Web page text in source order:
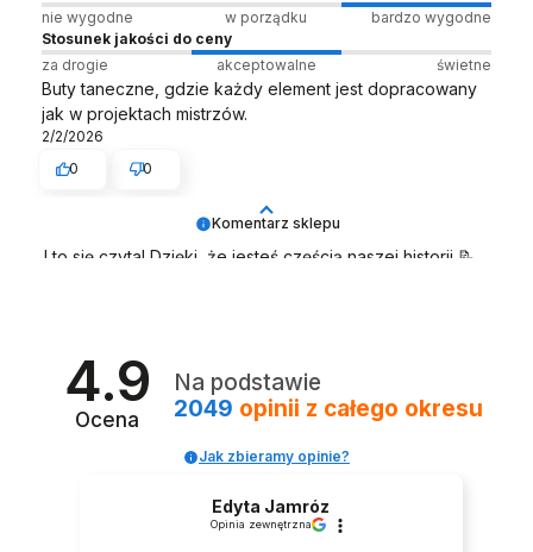
Komentarz sklepu
I to się czyta! Dzięki, że jesteś częścią naszej historii 📝
nie wygodne
w porządku
bardzo wygodne
Stosunek jakości do ceny
za drogie
akceptowalne świetne
Buty taneczne, gdzie każdy element jest dopracowany
jak w projektach mistrzów.
2/2/2026
0
0
4.9
Ocena
Na podstawie
2049 opinii z całego okresu
Jak zbieramy opinie?
Edyta Jamróz
Opinia zewnętrzna